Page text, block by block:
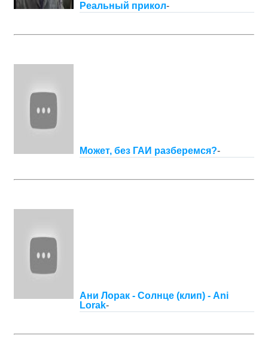
Реальный прикол-
Может, без ГАИ разберемся?-
Ани Лорак - Солнце (клип) - Ani
Lorak-